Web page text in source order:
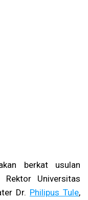
berkat usulan
Universitas
Dr. Philipus Tule,